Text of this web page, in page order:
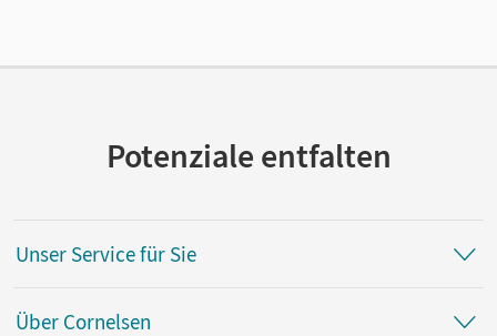
Potenziale entfalten
Unser Service für Sie
Über Cornelsen